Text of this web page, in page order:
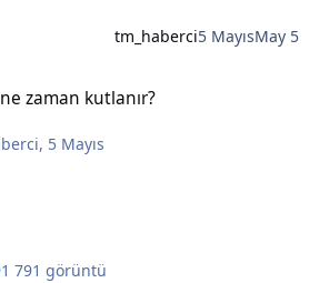
tm_haberci5 MayısMay 5
zaman kutlanır?
, 5 Mayıs
791 görüntü